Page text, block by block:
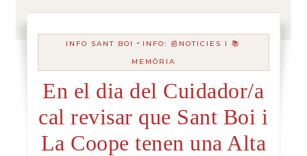
INFO SANT BOI - INFO: 📰NOTICIES I 📚
MEMÒRIA
En el dia del Cuidador/a
cal revisar que Sant Boi i
La Coope tenen una Alta